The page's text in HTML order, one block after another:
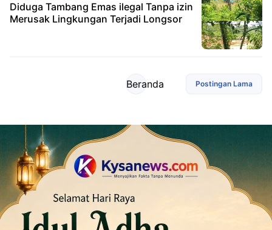
Diduga Tambang Emas ilegal Tanpa izin
Merusak Lingkungan Terjadi Longsor
Postingan Lama
Beranda